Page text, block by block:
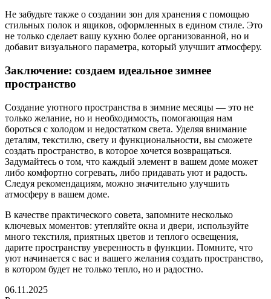
Не забудьте также о создании зон для хранения с помощью
стильных полок и ящиков, оформленных в едином стиле. Это
не только сделает вашу кухню более организованной, но и
добавит визуального параметра, который улучшит атмосферу.
Заключение: создаем идеальное зимнее
пространство
Создание уютного пространства в зимние месяцы — это не
только желание, но и необходимость, помогающая нам
бороться с холодом и недостатком света. Уделяя внимание
деталям, текстилю, свету и функциональности, вы сможете
создать пространство, в которое хочется возвращаться.
Задумайтесь о том, что каждый элемент в вашем доме может
либо комфортно согревать, либо придавать уют и радость.
Следуя рекомендациям, можно значительно улучшить
атмосферу в вашем доме.
В качестве практического совета, запомните несколько
ключевых моментов: утепляйте окна и двери, используйте
много текстиля, приятных цветов и теплого освещения,
дарите пространству уверенность в функции. Помните, что
уют начинается с вас и вашего желания создать пространство,
в котором будет не только тепло, но и радостно.
06.11.2025